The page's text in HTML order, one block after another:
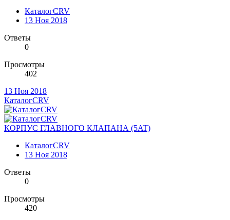
КаталогCRV
13 Ноя 2018
Ответы
0
Просмотры
402
13 Ноя 2018
КаталогCRV
КОРПУС ГЛАВНОГО КЛАПАНА (5AT)
КаталогCRV
13 Ноя 2018
Ответы
0
Просмотры
420